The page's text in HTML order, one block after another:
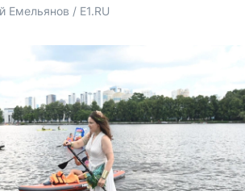
Емельянов / E1.RU